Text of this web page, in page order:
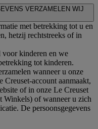
VERZAMELEN WIJ
met betrekking tot u en
hetzij rechtstreeks of in
voor kinderen en we
tot kinderen.
wanneer u onze
account aanmaakt,
of in onze Le Creuset
Winkels) of wanneer u zich
De persoonsgegevens